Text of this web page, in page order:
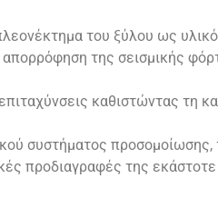
του ξύλου ως
της σεισμικής
καθιστώντας τη
συστήματος προσομοίωσης,
προδιαγραφές της εκάστοτε